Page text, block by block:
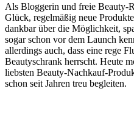
Als Bloggerin und freie Beauty-
Glück, regelmäßig neue
dankbar über die Möglichkeit,
sogar schon vor dem Launch
allerdings auch, dass eine rege
Beautyschrank herrscht. Heute
liebsten Beauty-Nachkauf-
schon seit Jahren treu begleiten.